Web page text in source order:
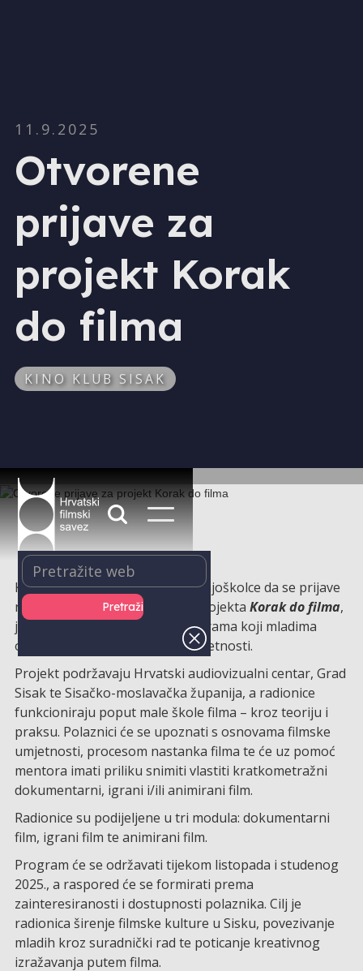
11.9.2025
Otvorene
prijave za
projekt Korak
do filma
KINO KLUB SISAK
Kino klub Sisak poziva sve srednjoškolce da se prijave
na filmske radionice u sklopu projekta Korak do filma,
jedinstvenog edukativnog programa koji mladima
otvara vrata u svijet filmske umjetnosti.
Projekt podržavaju Hrvatski audiovizualni centar, Grad
Sisak te Sisačko-moslavačka županija, a radionice
funkcioniraju poput male škole filma – kroz teoriju i
praksu. Polaznici će se upoznati s osnovama filmske
umjetnosti, procesom nastanka filma te će uz pomoć
mentora imati priliku snimiti vlastiti kratkometražni
dokumentarni, igrani i/ili animirani film.
Radionice su podijeljene u tri modula: dokumentarni
film, igrani film te animirani film.
Program će se održavati tijekom listopada i studenog
2025., a raspored će se formirati prema
zainteresiranosti i dostupnosti polaznika. Cilj je
radionica širenje filmske kulture u Sisku, povezivanje
mladih kroz suradnički rad te poticanje kreativnog
izražavanja putem filma.